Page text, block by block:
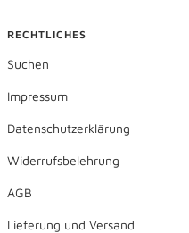
RECHTLICHES
Suchen
Impressum
Datenschutzerklärung
Widerrufsbelehrung
AGB
Lieferung und Versand